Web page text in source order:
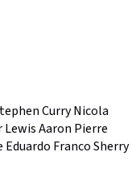
Curry Nicola
Aaron Pierre
Franco Sherry